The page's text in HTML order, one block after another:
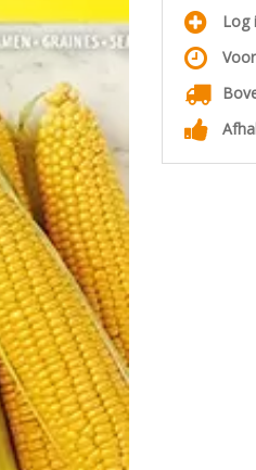
Log